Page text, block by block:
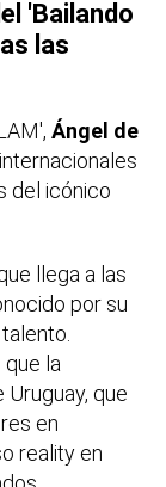
'Bailando
las
Ángel de
del icónico
llega a las
por su
la
Uruguay, que
en
reality en